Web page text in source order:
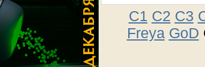
C1 C2 C3
Freya GoD